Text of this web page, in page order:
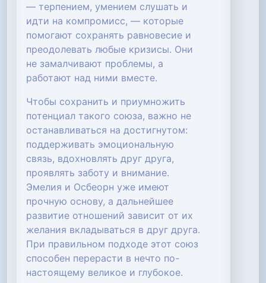
— терпением, умением слушать и
идти на компромисс, — которые
помогают сохранять равновесие и
преодолевать любые кризисы. Они
не замалчивают проблемы, а
работают над ними вместе.
Чтобы сохранить и приумножить
потенциал такого союза, важно не
останавливаться на достигнутом:
поддерживать эмоциональную
связь, вдохновлять друг друга,
проявлять заботу и внимание.
Эмелия и Осбеорн уже имеют
прочную основу, а дальнейшее
развитие отношений зависит от их
желания вкладываться в друг друга.
При правильном подходе этот союз
способен перерасти в нечто по-
настоящему великое и глубокое.